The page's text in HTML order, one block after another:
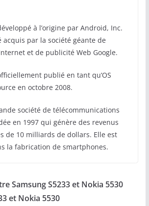
à l’origine par Android, Inc.
acquis par la société géante de
et de publicité Web Google.
publié en tant qu’OS
en octobre 2008.
société de télécommunications
en 1997 qui génère des revenus
de 10 milliards de dollars. Elle est
la fabrication de smartphones.
Samsung S5233 et Nokia 5530
et Nokia 5530